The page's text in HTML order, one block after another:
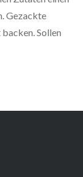
Gezackte
Sollen